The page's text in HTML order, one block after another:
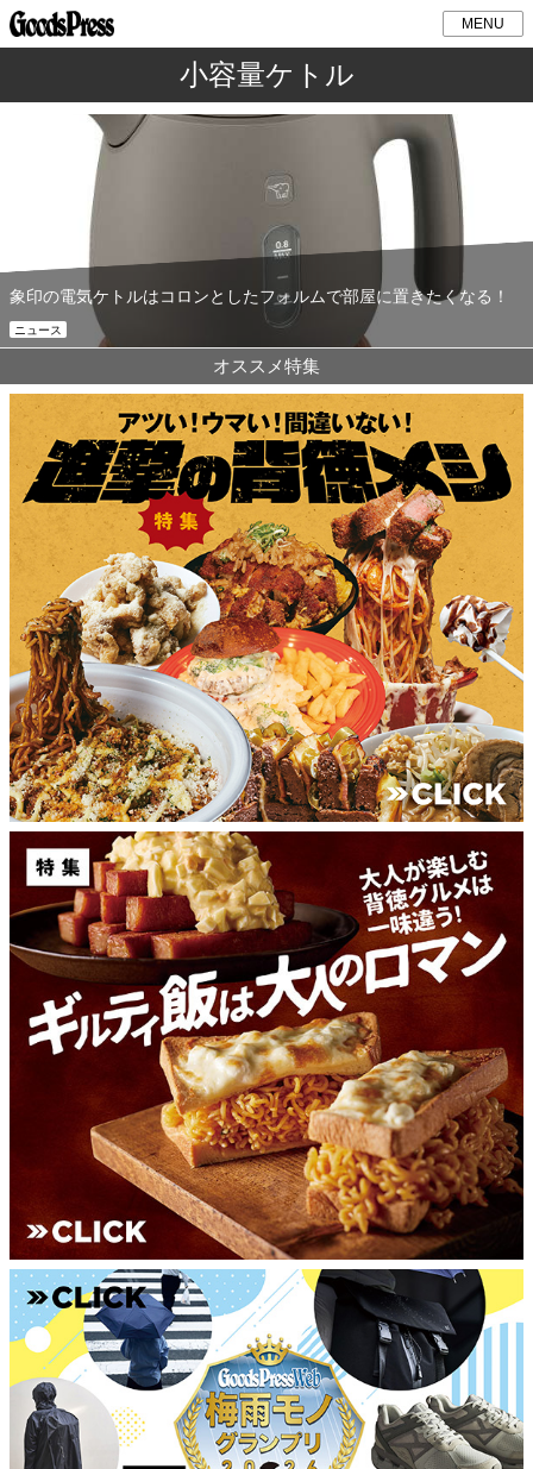
MENU
小容量ケトル
象印の電気ケトルはコロンとしたフォルムで部屋に置きたくなる！
ニュース
オススメ特集